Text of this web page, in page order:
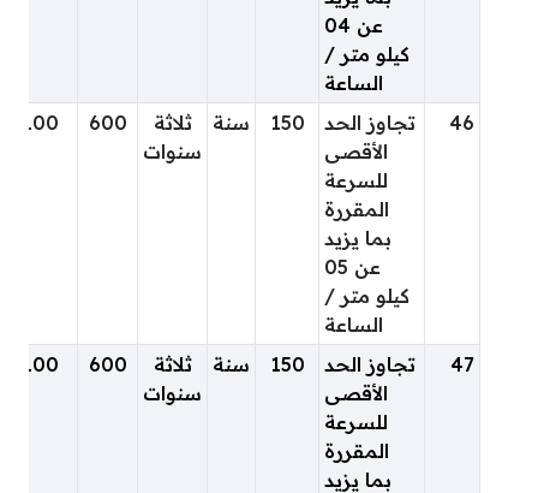
عن 04
كيلو متر /
الساعة
46
تجاوز الحد
الأقصى
للسرعة
المقررة
بما يزيد
عن 05
كيلو متر /
الساعة
150 سنة
ثلاثة
سنوات
600
100
47
تجاوز الحد
الأقصى
للسرعة
المقررة
بما يزيد
150 سنة
ثلاثة
سنوات
600
100